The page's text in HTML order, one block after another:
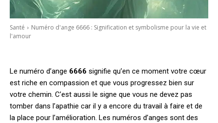
Santé
Numéro d'ange 6666 : Signification et symbolisme pour la vie et
l'amour
Le numéro d’ange 6666 signifie qu’en ce moment votre cœur
est riche en compassion et que vous progressez bien sur
votre chemin. C’est aussi le signe que vous ne devez pas
tomber dans l’apathie car il y a encore du travail à faire et de
la place pour l’amélioration. Les numéros d’anges sont des